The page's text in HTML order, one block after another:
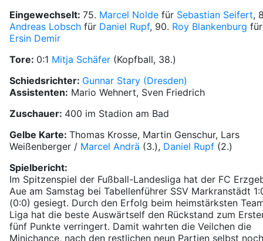
Eingewechselt: 75. Marcel Nolde für Sebastian Seifert,
Andreas Lobsch für Daniel Rupf, 90. Roy Blankenburg für
Ersin Demir
Tore: 0:1 Mitja Schäfer (Kopfball, 38.)
Schiedsrichter: Gunnar Stary (Dresden)
Assistenten: Mario Wehnert, Sven Friedrich
Zuschauer: 400 im Stadion am Bad
Gelbe Karte: Thomas Krosse, Martin Genschur, Lars
Weißenberger / Marcel Andrä (3.), Daniel Rupf (2.)
Spielbericht:
Im Spitzenspiel der Fußball-Landesliga hat der FC
Aue am Samstag bei Tabellenführer SSV Markranstädt
(0:0) gesiegt. Durch den Erfolg beim heimstärksten
Liga hat die beste Auswärtself den Rückstand zum
fünf Punkte verringert. Damit wahrten die Veilchen die
Minichance, nach den restlichen neun Partien selbst